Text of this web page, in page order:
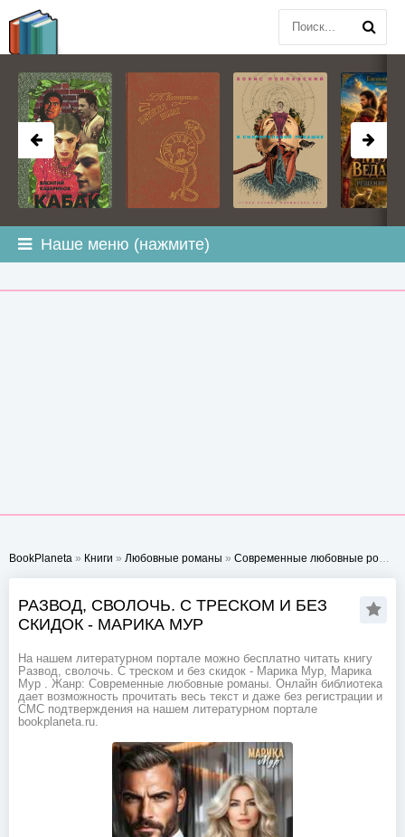
Наше меню (нажмите)
BookPlaneta » Книги » Любовные романы » Современные любовные романы
РАЗВОД, СВОЛОЧЬ. С ТРЕСКОМ И БЕЗ
СКИДОК - МАРИКА МУР
На нашем литературном портале можно бесплатно читать книгу
Развод, сволочь. С треском и без скидок - Марика Мур, Марика
Мур . Жанр: Современные любовные романы. Онлайн библиотека
дает возможность прочитать весь текст и даже без регистрации и
СМС подтверждения на нашем литературном портале
bookplaneta.ru.
BOOKPLANETA.COM